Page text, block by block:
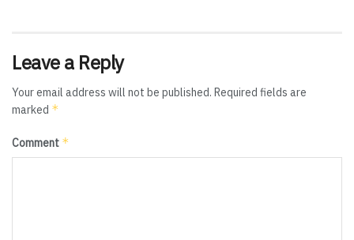
Leave a Reply
Your email address will not be published. Required fields are
marked *
Comment *